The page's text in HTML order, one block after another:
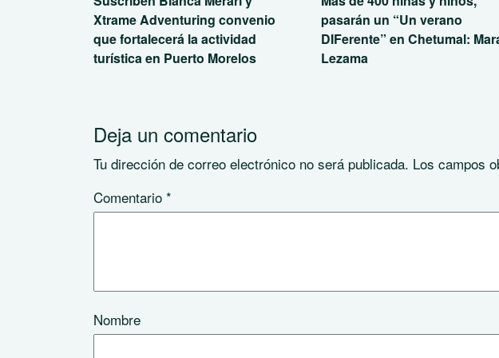
Xtrame Adventuring convenio
que fortalecerá la actividad
turística en Puerto Morelos
pasarán un “Un verano
DIFerente” en Chetumal:
Lezama
Deja un comentario
Tu dirección de correo electrónico no será publicada. Los campos
Comentario *
Nombre